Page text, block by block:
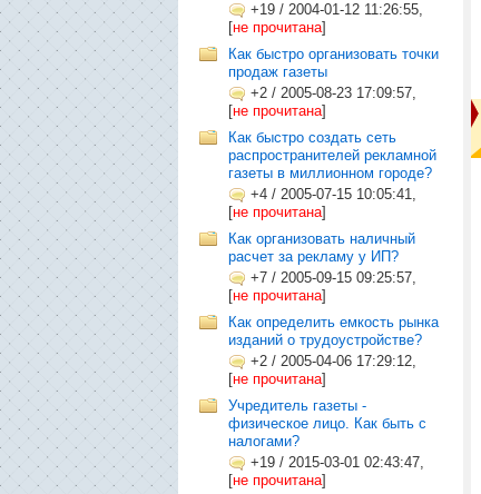
+19 / 2004-01-12 11:26:55,
[не прочитана]
Как быстро организовать точки
продаж газеты
+2 / 2005-08-23 17:09:57,
[не прочитана]
Как быстро создать сеть
распространителей рекламной
газеты в миллионном городе?
+4 / 2005-07-15 10:05:41,
[не прочитана]
Как организовать наличный
расчет за рекламу у ИП?
+7 / 2005-09-15 09:25:57,
[не прочитана]
Как определить емкость рынка
изданий о трудоустройстве?
+2 / 2005-04-06 17:29:12,
[не прочитана]
Учредитель газеты -
физическое лицо. Как быть с
налогами?
+19 / 2015-03-01 02:43:47,
[не прочитана]